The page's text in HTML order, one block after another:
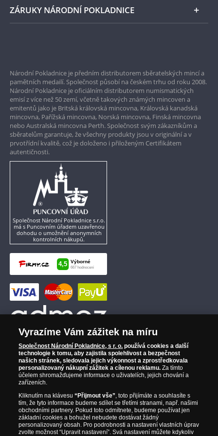
ZÁRUKY NÁRODNÍ POKLADNICE
Garance nejvyšší kvality
Pouze originální produkty
Národní Pokladnice je předním distributorem sběratelských mincí a
pamětních medailí. Společnost působí na českém trhu od roku 2008.
Národní Pokladnice je oficiálním distributorem numismatických
emisí z více než 50 zemí, včetně takových známých mincoven a
emitentů jako je Britská královská mincovna, Královská kanadská
mincovna, Pařížská mincovna, Norská mincovna, Finská mincovna
nebo Australská mincovna Perth. Společnost svým zákazníkům a
sběratelům garantuje, že všechny produkty jsou v originální a v
prvotřídní kvalitě, což je doloženo i přiloženým Certifikátem
autentičnosti.
Společnost Národní Pokladnice s.r.o.
má s Puncovním úřadem uzavřenou
dohodu o umožnění anonymních
kontrolních nákupů.
Vyrazíme Vám zážitek na míru
Společnost Národní Pokladnice, s r. o. používá cookies a další
technologie k tomu, aby zajistila spolehlivost a bezpečnost
našich stránek, sledovala jejich výkonnost a zprostředkovala
personalizovaný nákupní zážitek a cílenou reklamu. Za tímto
účelem shromažďujeme informace o uživatelích, jejich chování a
zařízeních.
Kliknutím na klávesu“Přijmout vše”, toto přijímáte a souhlasíte s
tím, že tyto informace budeme sdílet se třetími stranami, např. našimi
obchodními partnery. Pokud toto odmítnete, budeme používat jen
základní cookies a bohužel nebudete dostávat žádný
personalizovaný obsah. Pro podrobnosti a nastavení vlastních úprav
zvolte možnost “Upravit nastavení”. Svá nastavení můžete kdykoliv